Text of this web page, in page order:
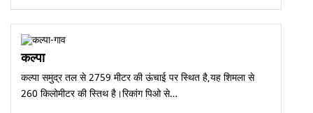
कल्पा
कल्पा समुद्र तल से 2759 मीटर की ऊंचाई पर स्थित है,यह शिमला से
260 किलोमीटर की स्तिथ है।रिकांग पिओ से…